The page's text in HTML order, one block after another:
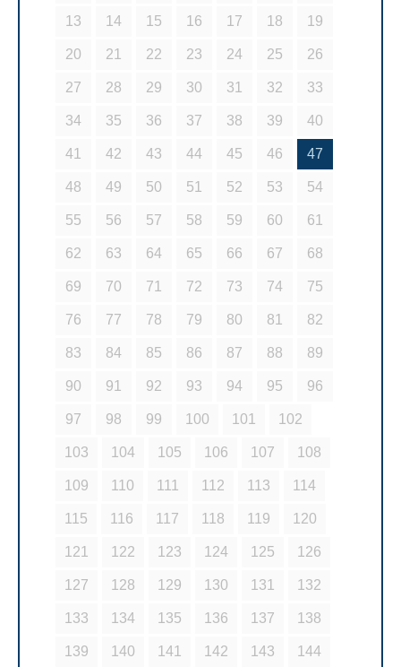
13 14 15 16 17 18 19
20 21 22 23 24 25 26
27 28 29 30 31 32 33
34 35 36 37 38 39 40
41 42 43 44 45 46 47
48 49 50 51 52 53 54
55 56 57 58 59 60 61
62 63 64 65 66 67 68
69 70 71 72 73 74 75
76 77 78 79 80 81 82
83 84 85 86 87 88 89
90 91 92 93 94 95 96
97 98 99 100 101 102
103 104 105 106 107 108
109 110 111 112 113 114
115 116 117 118 119 120
121 122 123 124 125 126
127 128 129 130 131 132
133 134 135 136 137 138
139 140 141 142 143 144